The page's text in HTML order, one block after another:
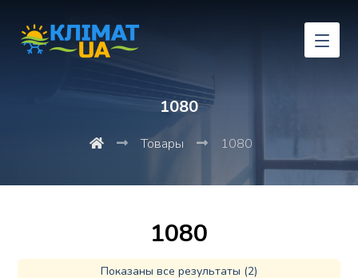
1080
Товары 1080
1080
Показаны все результаты (2)